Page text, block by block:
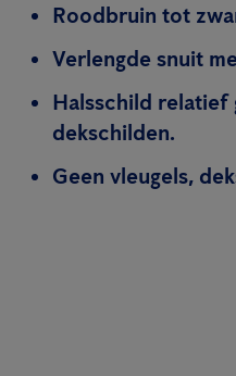
Roodbruin tot
Verlengde snuit
Halsschild relatief
dekschilden.
Geen vleugels,